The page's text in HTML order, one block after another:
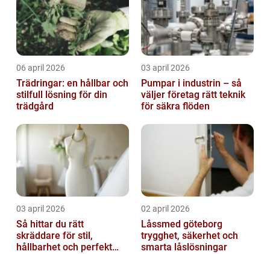
06 april 2026
Trädringar: en hållbar och
stilfull lösning för din
trädgård
03 april 2026
Pumpar i industrin – så
väljer företag rätt teknik
för säkra flöden
03 april 2026
Så hittar du rätt
skräddare för stil,
hållbarhet och perfekt
02 april 2026
Låssmed göteborg
trygghet, säkerhet och
smarta låslösningar